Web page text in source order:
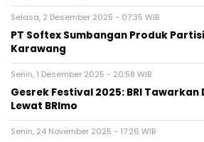
Selasa, 2 Desember 2025 - 07:35 WIB
PT Softex Sumbangan Produk
Karawang
Senin, 1 Desember 2025 - 20:58 WIB
Gesrek Festival 2025: BRI Tawarkan
Lewat BRImo
Senin, 24 November 2025 - 17:26 WIB